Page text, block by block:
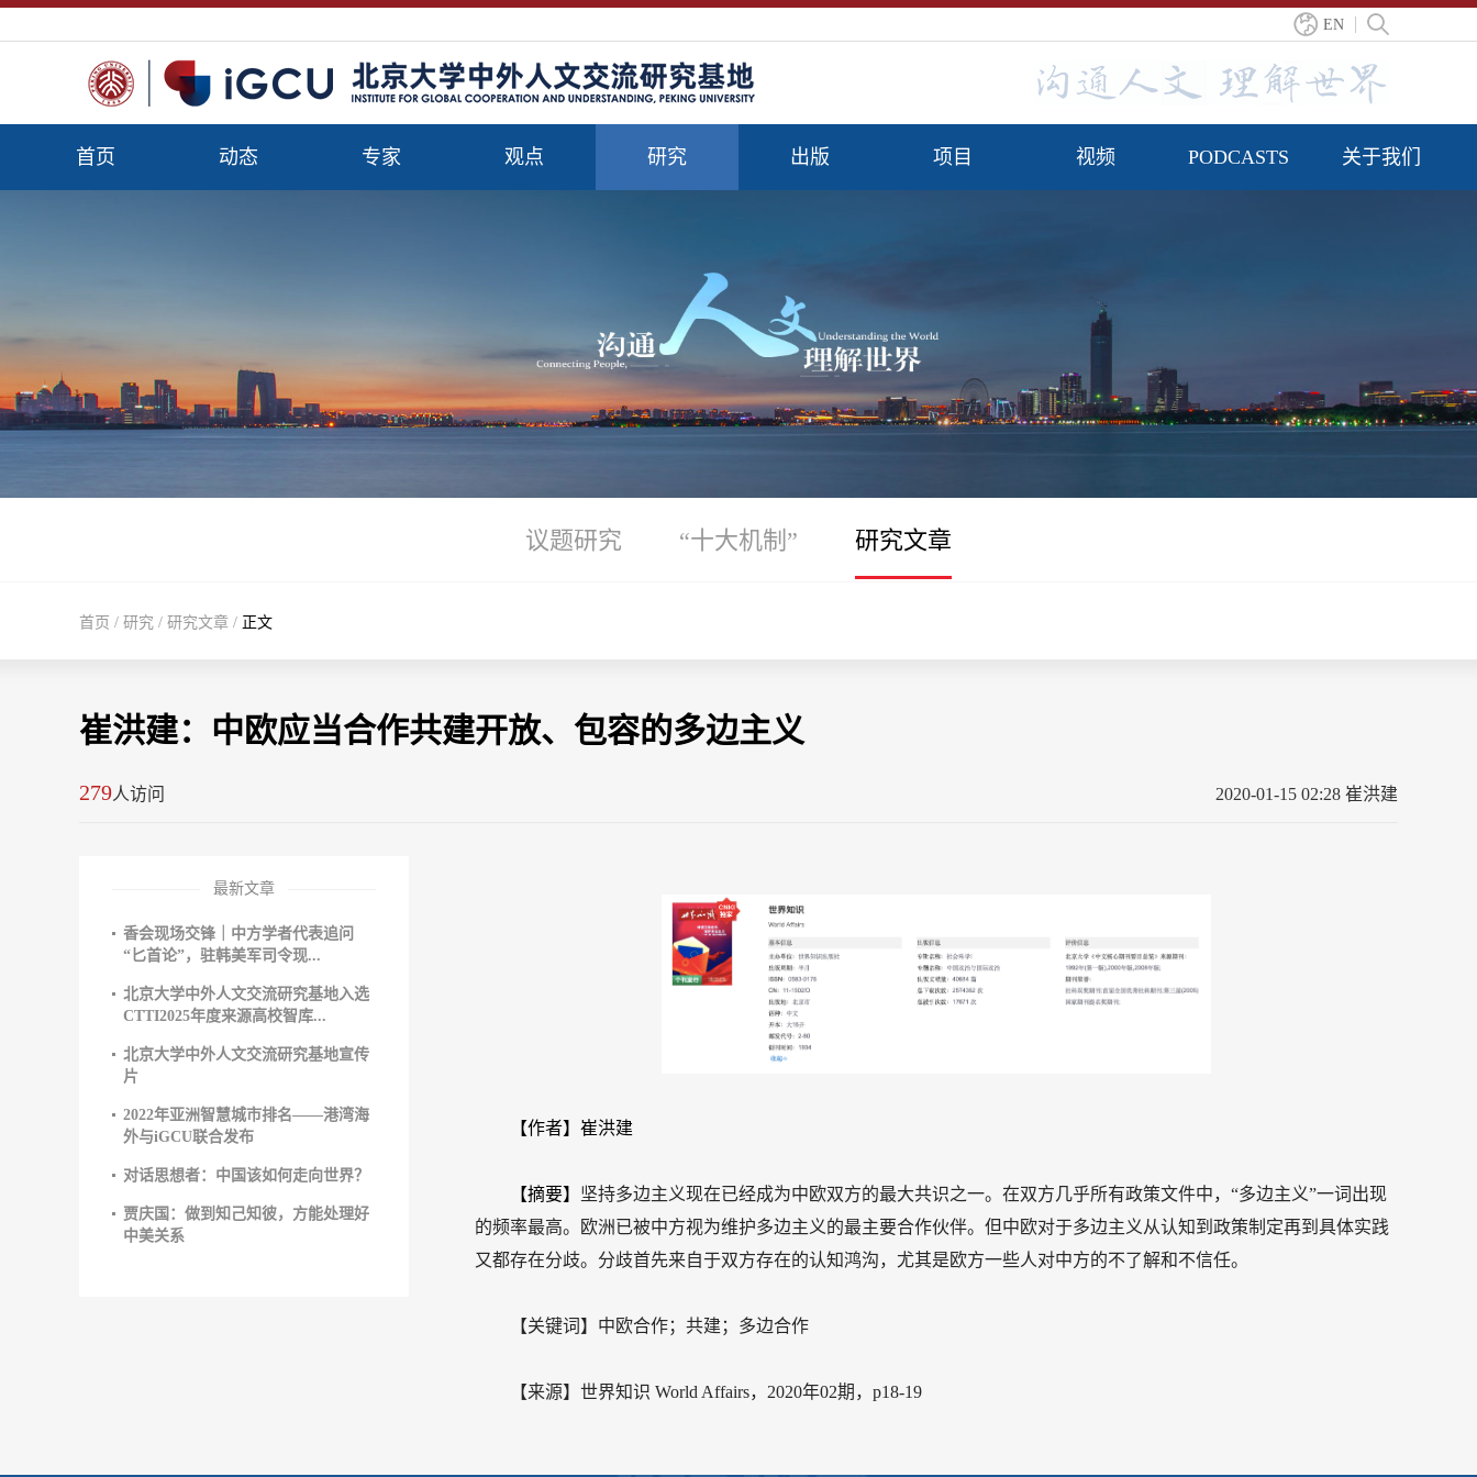
EN
首页 动态 专家 观点 研究 出版 项目 视频 PODCASTS 关于我们
议题研究 “十大机制” 研究文章
首页 / 研究 / 研究文章 / 正文
崔洪建：中欧应当合作共建开放、包容的多边主义
2020-01-15 02:28 崔洪建
279人访问
【作者】崔洪建
【摘要】 坚持多边主义现在已经成为中欧双方的最大共识之一。在双方几乎所有政策文件中，“多边主义”一词出现
的频率最高。欧洲已被中方视为维护多边主义的最主要合作伙伴。但中欧对于多边主义从认知到政策制定再到具体实践
又都存在分歧。分歧首先来自于双方存在的认知鸿沟，尤其是欧方一些人对中方的不了解和不信任。
【关键词】中欧合作；共建；多边合作
【来源】 世界知识 World Affairs，2020年02期，p18-19
最新文章
香会现场交锋｜中方学者代表追问
“匕首论”，驻韩美军司令现...
北京大学中外人文交流研究基地入选
CTTI2025年度来源高校智库...
北京大学中外人文交流研究基地宣传
片
2022年亚洲智慧城市排名——港湾海
外与iGCU联合发布
对话思想者：中国该如何走向世界？
贾庆国：做到知己知彼，方能处理好
中美关系